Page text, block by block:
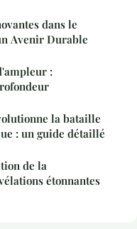
dans le
Avenir Durable
:
la bataille
: un guide détaillé
de la
étonnantes